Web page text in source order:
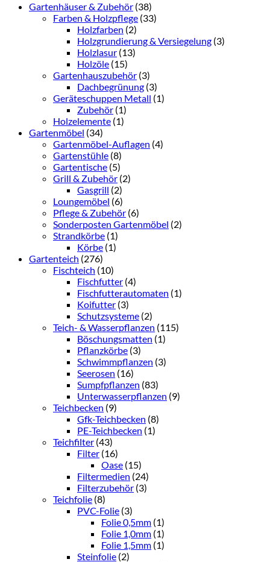
Gartenhäuser & Zubehör (38)
Farben & Holzpflege (33)
Holzfarben (2)
Holzgrundierung & Versiegelung (3)
Holzlasur (13)
Holzöle (15)
Gartenhauszubehör (3)
Dachbegrünung (3)
Geräteschuppen Metall (1)
Zubehör (1)
Holzelemente (1)
Gartenmöbel (34)
Gartenmöbel-Auflagen (4)
Gartenstühle (8)
Gartentische (5)
Grill & Zubehör (2)
Gasgrill (2)
Loungemöbel (6)
Pflege & Zubehör (6)
Sonderposten Gartenmöbel (2)
Strandkörbe (1)
Körbe (1)
Gartenteich (276)
Fischteich (10)
Fischfutter (4)
Fischfutterautomaten (1)
Koifutter (3)
Schutzsysteme (2)
Teich- & Wasserpflanzen (115)
Böschungsmatten (1)
Pflanzkörbe (3)
Schwimmpflanzen (3)
Seerosen (16)
Sumpfpflanzen (83)
Unterwasserpflanzen (9)
Teichbecken (9)
Gfk-Teichbecken (8)
PE-Teichbecken (1)
Teichfilter (43)
Filter (16)
Oase (15)
Filtermedien (24)
Filterzubehör (3)
Teichfolie (8)
PVC-Folie (3)
Folie 0,5mm (1)
Folie 1,0mm (1)
Folie 1,5mm (1)
Steinfolie (2)